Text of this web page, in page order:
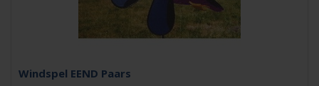
Windspel EEND Paars